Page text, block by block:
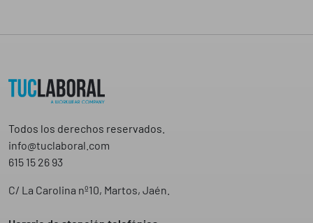
Todos los derechos reservados.
info@tuclaboral.com
615 15 26 93
C/ La Carolina nº10, Martos, Jaén.